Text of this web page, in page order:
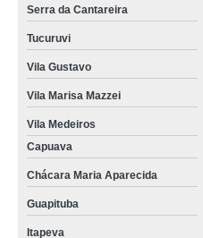
Serra da Cantareira
Tucuruvi
Vila Gustavo
Vila Marisa Mazzei
Vila Medeiros
Capuava
Chácara Maria Aparecida
Guapituba
Itapeva